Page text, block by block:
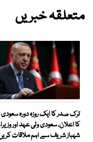
متعلقہ خبریں
ترک صدر کا ایک روزہ دورہ
کا اعلان، سعودی ولی عہد اور
شہباز شریف سے اہم ملاقات